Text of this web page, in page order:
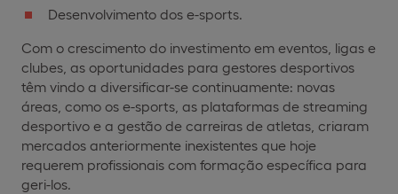
Desenvolvimento dos e-sports.
Com o crescimento do investimento em eventos, ligas e
clubes, as oportunidades para gestores desportivos
têm vindo a diversificar-se continuamente: novas
áreas, como os e-sports, as plataformas de streaming
desportivo e a gestão de carreiras de atletas, criaram
mercados anteriormente inexistentes que hoje
requerem profissionais com formação específica para
geri-los.